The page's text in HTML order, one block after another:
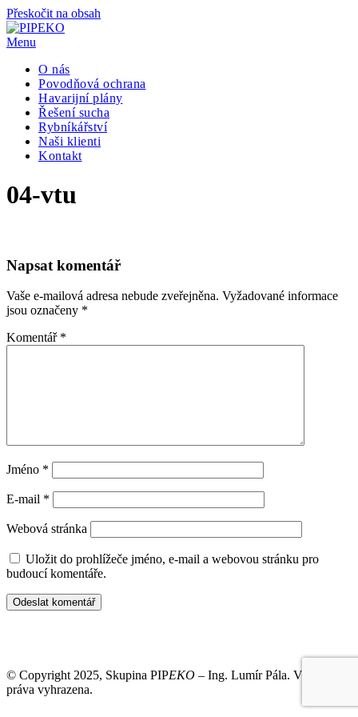
Přeskočit na obsah
Menu
O nás
Povodňová ochrana
Havarijní plány
Řešení sucha
Rybníkářství
Naši klienti
Kontakt
04-vtu
Napsat komentář
Vaše e-mailová adresa nebude zveřejněna. Vyžadované informace
jsou označeny *
Komentář *
Jméno *
E-mail *
Webová stránka
Uložit do prohlížeče jméno, e-mail a webovou stránku pro
budoucí komentáře.
© Copyright 2025, Skupina PIPEKO – Ing. Lumír Pála. Všechna
práva vyhrazena.